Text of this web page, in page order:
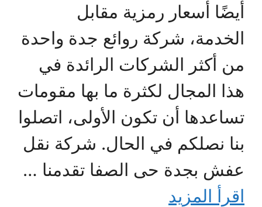
أيضًا أسعار رمزية مقابل
الخدمة، شركة روائع جدة واحدة
من أكثر الشركات الرائدة في
هذا المجال لكثرة ما بها مقومات
تساعدها أن تكون الأولى، اتصلوا
بنا نصلكم في الحال. شركة نقل
عفش بجدة حى الصفا تقدمنا …
اقرأ المزيد